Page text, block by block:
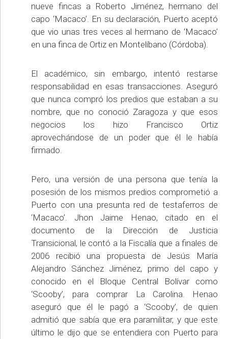
nueve fincas a Roberto Jiménez, hermano del
capo ‘Macaco’. En su declaración, Puerto aceptó
que vio unas tres veces al hermano de ‘Macaco’
en una finca de Ortiz en Montelíbano (Córdoba).
El académico, sin embargo, intentó restarse
responsabilidad en esas transacciones. Aseguró
que nunca compró los predios que estaban a su
nombre, que no conoció Zaragoza y que esos
negocios los hizo Francisco Ortiz
aprovechándose de un poder que él le había
firmado.
Pero, una versión de una persona que tenía la
posesión de los mismos predios comprometió a
Puerto con una presunta red de testaferros de
‘Macaco’. Jhon Jaime Henao, citado en el
documento de la Dirección de Justicia
Transicional, le contó a la Fiscalía que a finales de
2006 recibió una propuesta de Jesús María
Alejandro Sánchez Jiménez, primo del capo y
conocido en el Bloque Central Bolívar como
‘Scooby’, para comprar La Carolina. Henao
aseguró que él le pagó a ‘Scooby’, de quien
admitió que sabía que era paramilitar, y que este
último le dijo que se entendiera con Puerto para